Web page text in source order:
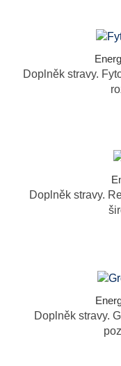
Doplněk stravy.
Doplněk stravy.
Doplněk stravy.